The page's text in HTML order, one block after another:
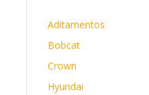
Aditamentos
Bobcat
Crown
Hyundai